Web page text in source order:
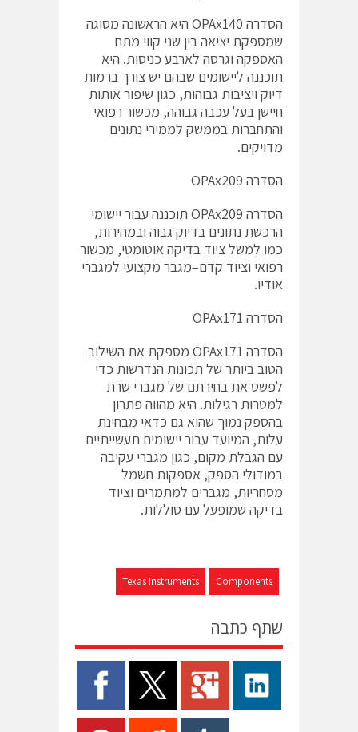
הסדרה OPAx140 היא הראשונה מסוגה
שמספקת יציאה בין שני קווי מתח
האספקה וגרסה לארבע כניסות. היא
תוכננה ליישומים שבהם יש צורך ברמות
דיוק ויציבות גבוהות, כגון שיפור אותות
חיישן בעל עכבה גבוהה, מכשור רפואי
והתחברות בממשק לממירי נתונים
מדויקים.
הסדרה OPAx209
הסדרה OPAx209 תוכננה עבור יישומי
הרכשת נתונים בדיוק גבוה ובמהירות,
כמו למשל ציוד בדיקה אוטומטי, מכשור
רפואי וציוד קדם–מגבר מקצועי למגברי
אודיו.
הסדרה OPAx171
הסדרה OPAx171 מספקת את השילוב
הטוב ביותר של תכונות הנדרשות כדי
לפשט את בחירתם של מגברי שרת
למטרות רגילות. היא מהווה פתרון
בהספק נמוך שהוא גם כדאי מבחינת
עלות, המיועד עבור יישומים תעשייתיים
עם הגבלת מקום, כגון מגברי עקיבה
במודולי הספק, אספקות חשמל
מסחריות, מגברים למתמרים וציוד
בדיקה שמופעל עם סוללות.
Components
Texas Instruments
שתף כתבה